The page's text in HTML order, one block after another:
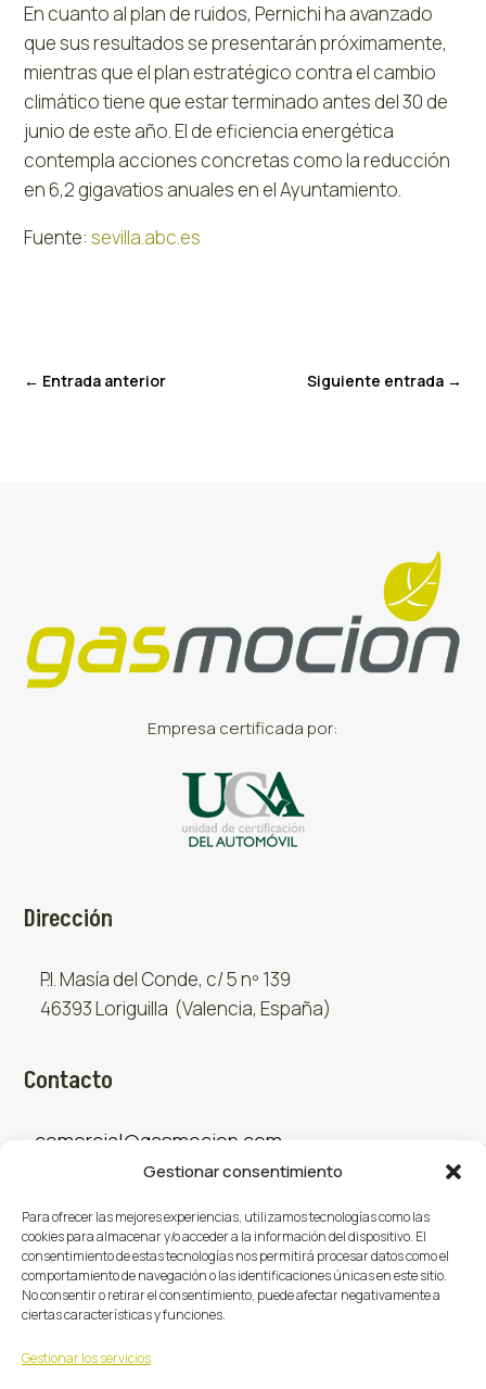
Gestionar consentimiento
Para ofrecer las mejores experiencias, utilizamos tecnologías como las
cookies para almacenar y/o acceder a la información del dispositivo. El
consentimiento de estas tecnologías nos permitirá procesar datos como el
comportamiento de navegación o las identificaciones únicas en este sitio.
No consentir o retirar el consentimiento, puede afectar negativamente a
ciertas características y funciones.
Gestionar los servicios
En cuanto al plan de ruidos, Pernichi ha avanzado
que sus resultados se presentarán próximamente,
mientras que el plan estratégico contra el cambio
climático tiene que estar terminado antes del 30 de
junio de este año. El de eficiencia energética
contempla acciones concretas como la reducción
en 6,2 gigavatios anuales en el Ayuntamiento.
Fuente:sevilla.abc.es
← Entrada anterior Siguiente entrada→
Empresa certificada por:
Dirección
P.I. Masía del Conde, c/ 5 nº 139
46393 Loriguilla (Valencia, España)
Contacto
comercial@gasmocion.com
Sociales